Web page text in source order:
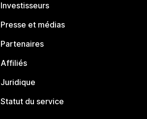
Investisseurs
Presse et médias
Partenaires
Affiliés
Juridique
Statut du service